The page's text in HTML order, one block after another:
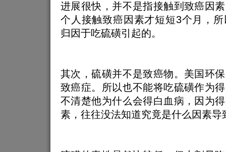
进展很快，并不是指接触到致癌因
个人接触致癌因素才短短3个月，
归因于吃硫磺引起的。
其次，硫磺并不是致癌物。美国环
致癌症。所以也不能将吃硫磺作为
不清楚他为什么会得白血病，因为
素，往往没法知道究竟是什么因素导